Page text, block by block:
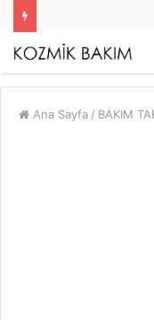
Ana Sayfa / BAKIM